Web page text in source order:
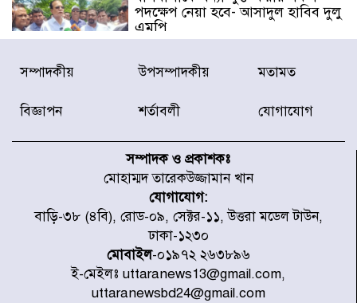
পদক্ষেপ নেয়া হবে- আসাদুল হাবিব দুলু
এমপি
বিদ্যুৎ-জ্বালানি খাতে অস্থিরতা তৈরির
টাইফুন ‘ডলফিনের’ আঘাতে জাপানে
৫ আহত, চীনে বন্দর বন্ধ
চিকিৎসা খাতে জিডিপির ৫ শতাংশ
বরাদ্দের ঘোষণা স্থানীয় সরকার মন্ত্রীর
জুলাই জাদুঘর ঘুরে দেখলেন এনসিপি
সম্পাদকীয় উপসম্পাদকীয় মতামত
বিজ্ঞাপন শর্তাবলী যোগাযোগ
সম্পাদক ও প্রকাশকঃ
মোহাম্মদ তারেকউজ্জামান খান
যোগাযোগ:
বাড়ি-৩৮ (৪বি), রোড-০৯, সেক্টর-১১, উত্তরা মডেল টাউন,
ঢাকা-১২৩০
মোবাইল-০১৯৭২ ২৬৩৮৯৬
ই-মেইলঃ uttaranews13@gmail.com,
uttaranewsbd24@gmail.com